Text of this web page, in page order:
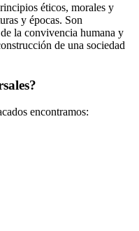
éticos, morales y
y épocas. Son
la convivencia humana y
de una sociedad
encontramos: